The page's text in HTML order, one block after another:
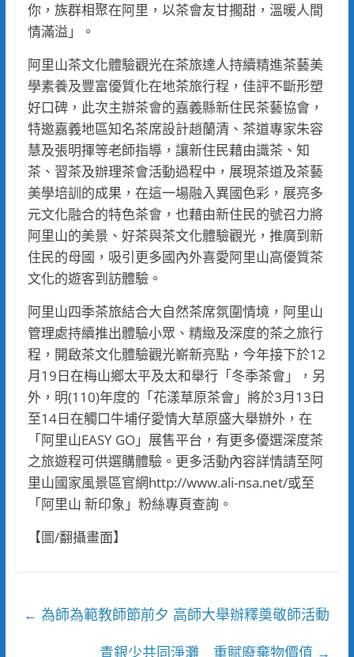
你，族群相聚在阿里，以茶會友甘擱甜，溫暖人間
情滿溢」。
阿里山茶文化體驗觀光在茶旅達人持續精進茶藝美
學素養及豐富優質化在地茶旅行程，佳評不斷形塑
好口碑，此次主辦茶會的嘉義縣新住民茶藝協會，
特邀嘉義地區知名茶席設計趙蘭清、茶道專家朱容
慧及張明揮等老師指導，讓新住民藉由識茶、知
茶、習茶及辦理茶會活動過程中，展現茶道及茶藝
美學培訓的成果，在這一場融入異國色彩，展亮多
元文化融合的特色茶會，也藉由新住民的號召力將
阿里山的美景、好茶與茶文化體驗觀光，推廣到新
住民的母國，吸引更多國內外喜愛阿里山高優質茶
文化的遊客到訪體驗。
阿里山四季茶旅結合大自然茶席氛圍情境，阿里山
管理處持續推出體驗小眾、精緻及深度的茶之旅行
程，開啟茶文化體驗觀光嶄新亮點，今年接下於12
月19日在梅山鄉太平及太和舉行「冬季茶會」，另
外，明(110)年度的「花漾草原茶會」將於3月13日
至14日在觸口牛埔仔愛情大草原盛大舉辦外，在
「阿里山EASY GO」展售平台，有更多優選深度茶
之旅遊程可供選購體驗。更多活動內容詳情請至阿
里山國家風景區官網http://www.ali-nsa.net/或至
「阿里山 新印象」粉絲專頁查詢。
【圖/翻攝畫面】
← 為師為範教師節前夕 高師大舉辦釋奠敬師活動
青銀少共同淨灘 重賦廢棄物價值 →